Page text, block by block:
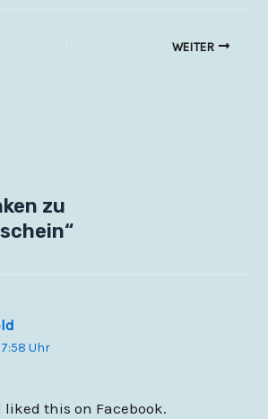
WEITER
zu
Uhr
liked this on Facebook.